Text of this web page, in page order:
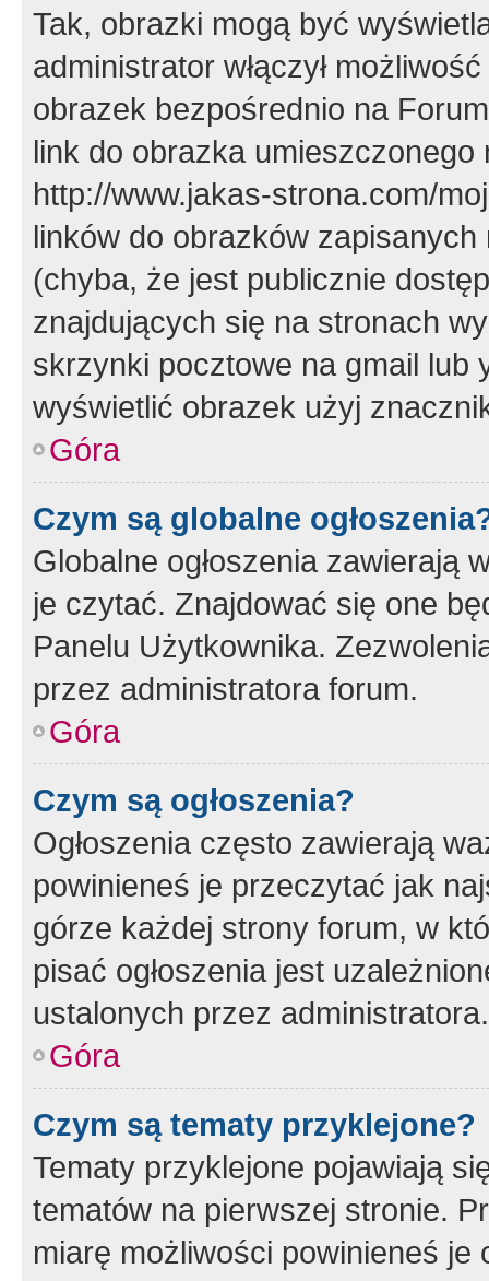
Tak, obrazki mogą być
administrator włączył
obrazek bezpośrednio na
link do obrazka
http://www.jakas-strona.com/
linków do obrazków
(chyba, że jest publicznie
znajdujących się na stronach
skrzynki pocztowe na gmail lub
wyświetlić obrazek użyj
Góra
Czym są globalne
Globalne ogłoszenia zawierają
je czytać. Znajdować się one
Panelu Użytkownika.
przez administratora forum.
Góra
Czym są ogłoszenia?
Ogłoszenia często zawierają
powinieneś je przeczytać jak
górze każdej strony forum, w
pisać ogłoszenia jest
ustalonych przez administratora.
Góra
Czym są tematy przyklejone?
Tematy przyklejone pojawiają
tematów na pierwszej stronie.
miarę możliwości powinieneś je